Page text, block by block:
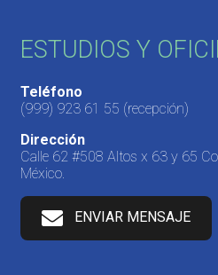
ESTUDIOS Y
Teléfono
(999) 923 61 55 (recepción)
Dirección
Calle 62 #508 Altos x 63 y 65
México.
ENVIAR MENSAJE